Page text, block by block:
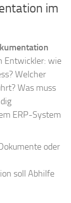
im
Entwickler: wie
Welcher
Was muss
ERP-System
oder
soll Abhilfe